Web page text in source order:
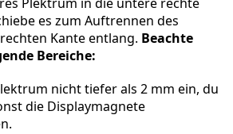
es zum Auftrennen des
Kante entlang. Beachte
Bereiche:
nicht tiefer als 2 mm ein, du
die Displaymagnete